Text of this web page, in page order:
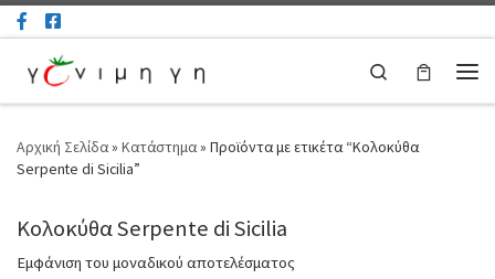
Μετάβαση στο περιεχόμενο
Search
Αρχική Σελίδα» Κατάστημα» Προϊόντα με ετικέτα “Κολοκύθα
Serpente di Sicilia”
Κολοκύθα Serpente di Sicilia
Εμφάνιση του μοναδικού αποτελέσματος